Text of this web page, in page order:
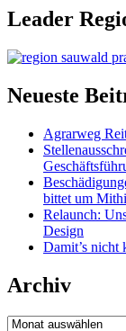
Leader
Neueste
Agrarweg
bittet um
Relaunch:
Design
Damit’s nicht
Archiv
Archiv